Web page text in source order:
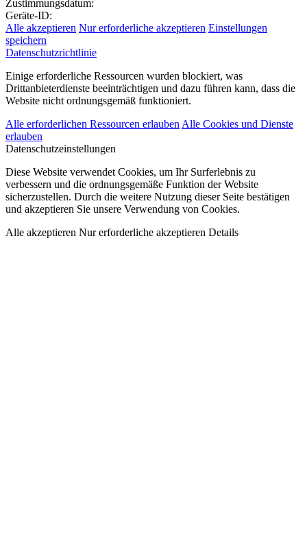
Zustimmungsdatum:
Geräte-ID:
Alle akzeptieren Nur erforderliche akzeptieren Einstellungen
speichern
Datenschutzrichtlinie
Einige erforderliche Ressourcen wurden blockiert, was
Drittanbieterdienste beeinträchtigen und dazu führen kann, dass die
Website nicht ordnungsgemäß funktioniert.
Alle erforderlichen Ressourcen erlauben Alle Cookies und Dienste
erlauben
Datenschutzeinstellungen
Diese Website verwendet Cookies, um Ihr Surferlebnis zu
verbessern und die ordnungsgemäße Funktion der Website
sicherzustellen. Durch die weitere Nutzung dieser Seite bestätigen
und akzeptieren Sie unsere Verwendung von Cookies.
Alle akzeptieren Nur erforderliche akzeptieren Details